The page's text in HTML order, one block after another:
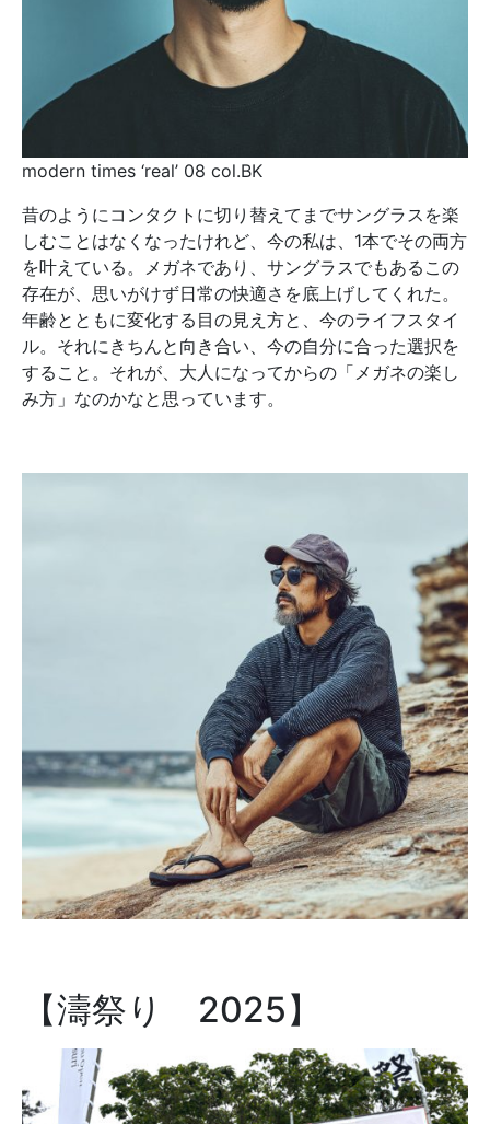
modern times ‘real’ 08 col.BK
昔のようにコンタクトに切り替えてまでサングラスを楽
しむことはなくなったけれど、今の私は、1本でその両方
を叶えている。メガネであり、サングラスでもあるこの
存在が、思いがけず日常の快適さを底上げしてくれた。
年齢とともに変化する目の見え方と、今のライフスタイ
ル。それにきちんと向き合い、今の自分に合った選択を
すること。それが、大人になってからの「メガネの楽し
み方」なのかなと思っています。
【濤祭り 2025】